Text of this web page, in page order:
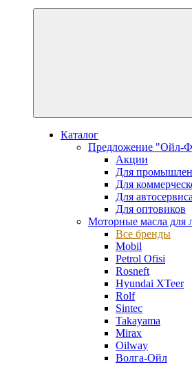
Каталог
Предложение "Ойл-
Акции
Для
Для
Для автосервиса
Для оптовиков
Моторные масла для
Все бренды
Mobil
Petrol Ofisi
Rosneft
Hyundai XTeer
Rolf
Sintec
Takayama
Mirax
Oilway
Волга-Ойл